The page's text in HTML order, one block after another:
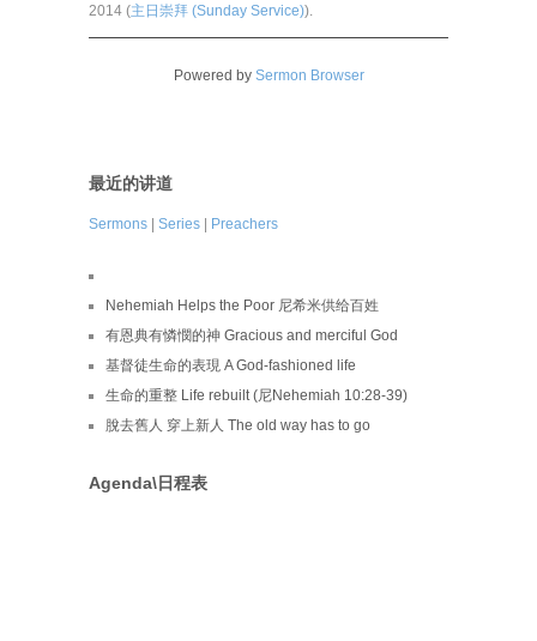
2014 (主日崇拜 (Sunday Service)).
Powered by Sermon Browser
最近的讲道
Sermons | Series | Preachers
Nehemiah Helps the Poor 尼希米供给百姓
有恩典有憐憫的神 Gracious and merciful God
基督徒生命的表現 A God-fashioned life
生命的重整 Life rebuilt (尼Nehemiah 10:28-39)
脫去舊人 穿上新人 The old way has to go
Agenda\日程表